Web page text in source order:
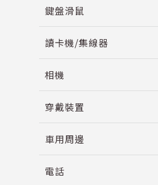
鍵盤滑鼠
讀卡機/集線器
相機
穿戴裝置
車用周邊
電話